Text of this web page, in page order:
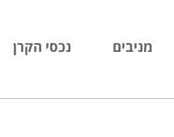
מניבים נכסי הקרן